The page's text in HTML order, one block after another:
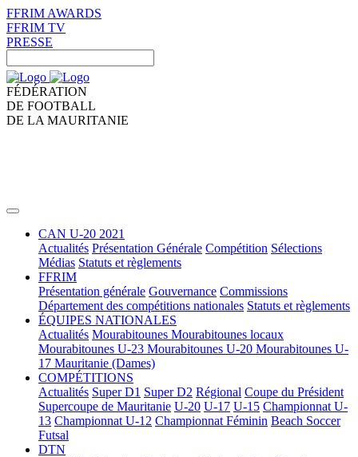
FFRIM AWARDS
FFRIM TV
PRESSE
FÉDÉRATION
DE FOOTBALL
DE LA MAURITANIE
CAN U-20 2021
Actualités Présentation Générale Compétition Sélections
Médias Statuts et règlements
FFRIM
Présentation générale Gouvernance Commissions
Département des compétitions nationales Statuts et règlements
ÉQUIPES NATIONALES
Actualités Mourabitounes Mourabitounes locaux
Mourabitounes U-23 Mourabitounes U-20 Mourabitounes U-
17 Mauritanie (Dames)
COMPÉTITIONS
Actualités Super D1 Super D2 Régional Coupe du Président
Supercoupe de Mauritanie U-20 U-17 U-15 Championnat U-
13 Championnat U-12 Championnat Féminin Beach Soccer
Futsal
DTN